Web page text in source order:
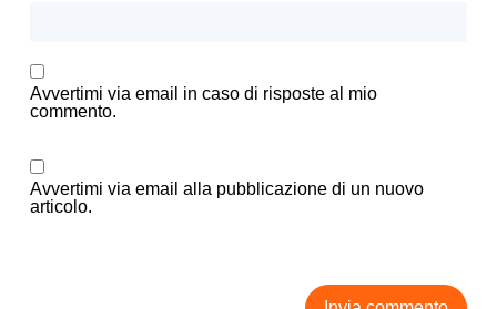
Avvertimi via email in caso di risposte al mio
commento.
Avvertimi via email alla pubblicazione di un nuovo
articolo.